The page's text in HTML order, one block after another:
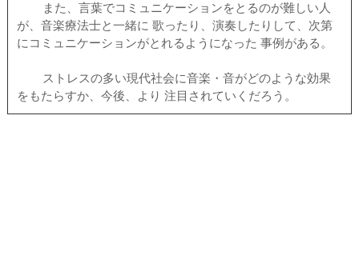
また、言葉でコミュニケーションをとるのが難しい人
が、音楽療法士と一緒に 歌ったり、演奏したりして、次第
にコミュニケーションがとれるようになった 事例がある。
ストレスの多い現代社会に音楽・音がどのような効果
をもたらすか、今後、より 注目されていくだろう。